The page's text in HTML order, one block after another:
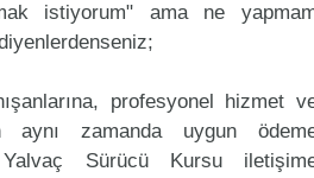
istiyorum" ama ne
profesyonel hizmet
aynı zamanda uygun
Sürücü Kursu